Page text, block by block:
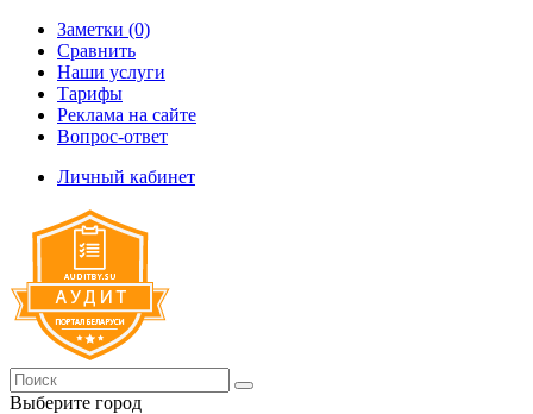
Заметки (0)
Сравнить
Наши услуги
Тарифы
Реклама на сайте
Вопрос-ответ
Личный кабинет
Выберите город